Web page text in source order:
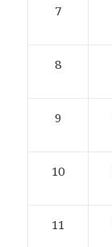
7
8
9
10
11